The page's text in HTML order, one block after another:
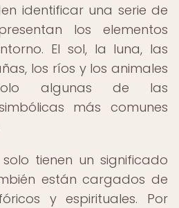
identificar una serie de
los elementos
El sol, la luna, las
los ríos y los animales
algunas de las
más comunes
tienen un significado
están cargados de
y espirituales. Por